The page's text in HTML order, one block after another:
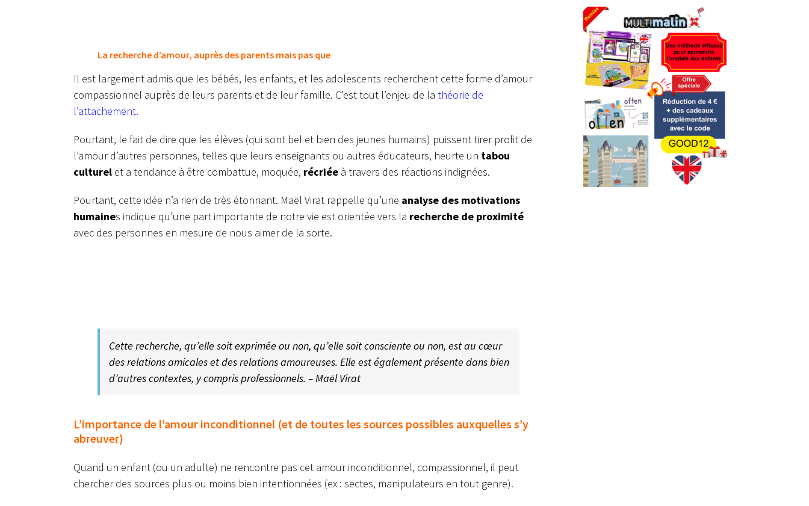
La recherche d’amour, auprès des parents mais pas que
Il est largement admis que les bébés, les enfants, et les adolescents recherchent cette forme d’amour
compassionnel auprès de leurs parents et de leur famille. C’est tout l’enjeu de la théorie de
l’attachement.
Pourtant, le fait de dire que les élèves (qui sont bel et bien des jeunes humains) puissent tirer profit de
l’amour d’autres personnes, telles que leurs enseignants ou autres éducateurs, heurte un tabou
culturel et a tendance à être combattue, moquée, récriée à travers des réactions indignées.
Pourtant, cette idée n’a rien de très étonnant. Maël Virat rappelle qu’une analyse des motivations
humaines indique qu’une part importante de notre vie est orientée vers la recherche de proximité
avec des personnes en mesure de nous aimer de la sorte.
Cette recherche, qu’elle soit exprimée ou non, qu’elle soit consciente ou non, est au cœur
des relations amicales et des relations amoureuses. Elle est également présente dans bien
d’autres contextes, y compris professionnels. – Maël Virat
L’importance de l’amour inconditionnel (et de toutes les sources possibles auxquelles s’y
abreuver)
Quand un enfant (ou un adulte) ne rencontre pas cet amour inconditionnel, compassionnel, il peut
chercher des sources plus ou moins bien intentionnées (ex : sectes, manipulateurs en tout genre).